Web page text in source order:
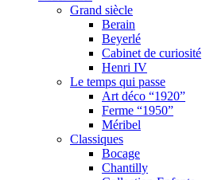
Grand siècle
Berain
Beyerlé
Cabinet de curiosité
Henri IV
Le temps qui passe
Art déco “1920”
Ferme “1950”
Méribel
Classiques
Bocage
Chantilly